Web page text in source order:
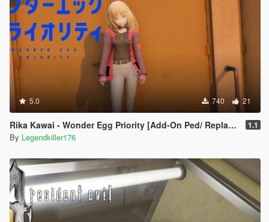
5.0 740 21
Rika Kawai - Wonder Egg Priority [Add-On Ped/ Replace] 1.1
By Legendkiller176